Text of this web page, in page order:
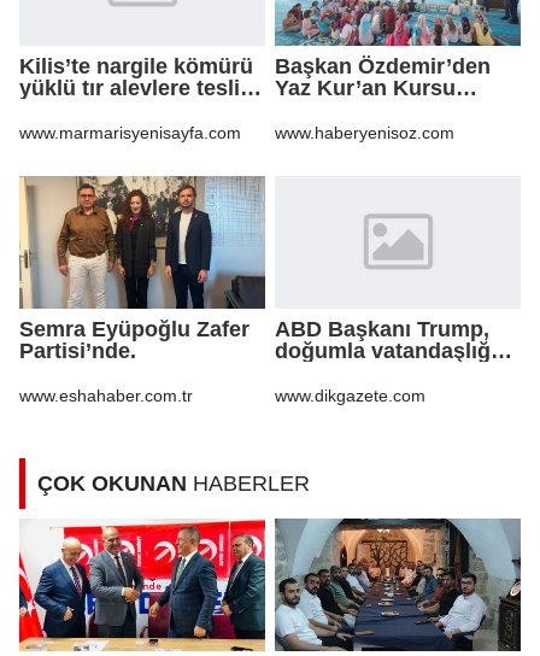
Kilis’te nargile kömürü
yüklü tır alevlere teslim
www.marmarisyenisayfa.com
Başkan Özdemir’den
Yaz Kur’an Kursu
www.haberyenisoz.com
Semra Eyüpoğlu Zafer
Partisi’nde.
www.eshahaber.com.tr
ABD Başkanı Trump,
doğumla vatandaşlığa
genişleten
www.dikgazete.com
ÇOK OKUNAN HABERLER